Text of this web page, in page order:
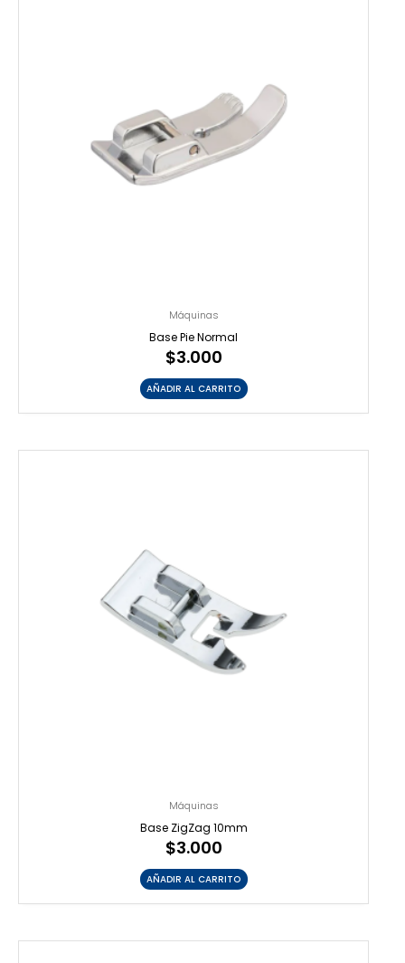
Máquinas
Base Pie Normal
$3.000
AÑADIR AL CARRITO
Máquinas
Base ZigZag 10mm
$3.000
AÑADIR AL CARRITO